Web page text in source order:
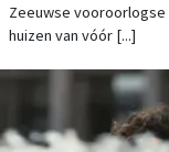
Zeeuwse vooroorlogse
huizen van vóór [...]